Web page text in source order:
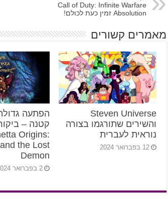
Call of Duty: Infinite Warfare
Absolution זמין כעת לכולם!
מאמרים קשורים
Steven Universe
והשירים שתורגמו בצורה
נוראית לעברית
12 בפברואר 2024
הפתעה
קטנה –
Origins:
the Lost
Demon
2 בפברואר 2024